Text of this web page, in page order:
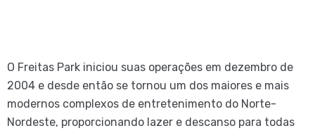
O Freitas Park iniciou suas operações em dezembro de
2004 e desde então se tornou um dos maiores e mais
modernos complexos de entretenimento do Norte-
Nordeste, proporcionando lazer e descanso para todas